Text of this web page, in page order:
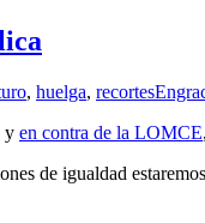
, huelga, recortes
y en contra de la LOMCE
de igualdad